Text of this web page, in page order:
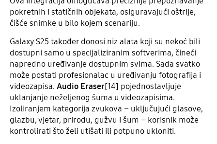
pokretnih i statičnih objekata, osiguravajući oštrije,
čišće snimke u bilo kojem scenariju.
Galaxy S25 također donosi niz alata koji su nekoć bili
dostupni samo u specijaliziranim softverima, čineći
napredno uređivanje dostupnim svima. Sada svatko
može postati profesionalac u uređivanju fotografija i
videozapisa. Audio Eraser[14] pojednostavljuje
uklanjanje neželjenog šuma u videozapisima.
Izoliranjem kategorija zvukova – uključujući glasove,
glazbu, vjetar, prirodu, gužvu i šum – korisnik može
kontrolirati što želi utišati ili potpuno ukloniti.